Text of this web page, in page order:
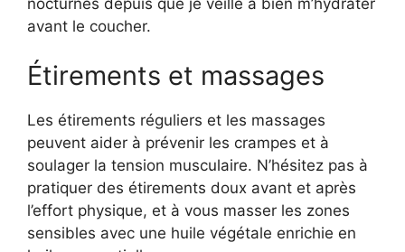
avant le coucher.
Étirements et massages
Les étirements réguliers et les massages
peuvent aider à prévenir les crampes et à
soulager la tension musculaire. N’hésitez pas à
pratiquer des étirements doux avant et après
l’effort physique, et à vous masser les zones
sensibles avec une huile végétale enrichie en